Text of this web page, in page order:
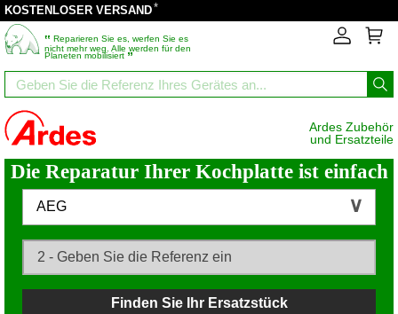
KOSTENLOSER VERSAND*
‟ Reparieren Sie es, werfen Sie es
nicht mehr weg. Alle werden für den
Planeten mobilisiert ”
Ardes Zubehör
und Ersatzteile
Die Reparatur Ihrer Kochplatte ist einfach
AEG
Finden Sie Ihr Ersatzstück